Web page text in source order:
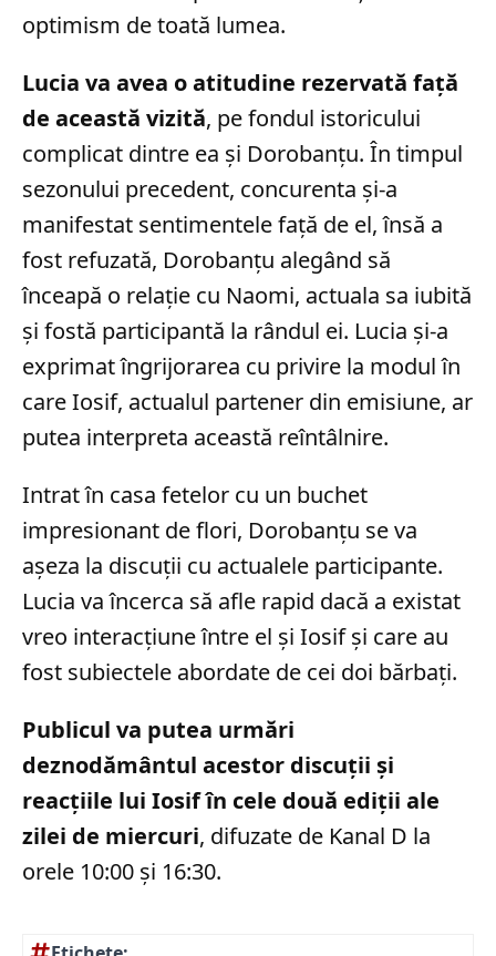
optimism de toată lumea.
Lucia va avea o atitudine rezervată față
de această vizită, pe fondul istoricului
complicat dintre ea și Dorobanțu. În timpul
sezonului precedent, concurenta și-a
manifestat sentimentele față de el, însă a
fost refuzată, Dorobanțu alegând să
înceapă o relație cu Naomi, actuala sa iubită
și fostă participantă la rândul ei. Lucia și-a
exprimat îngrijorarea cu privire la modul în
care Iosif, actualul partener din emisiune, ar
putea interpreta această reîntâlnire.
Intrat în casa fetelor cu un buchet
impresionant de flori, Dorobanțu se va
așeza la discuții cu actualele participante.
Lucia va încerca să afle rapid dacă a existat
vreo interacțiune între el și Iosif și care au
fost subiectele abordate de cei doi bărbați.
Publicul va putea urmări
deznodământul acestor discuții și
reacțiile lui Iosif în cele două ediții ale
zilei de miercuri, difuzate de Kanal D la
orele 10:00 și 16:30.